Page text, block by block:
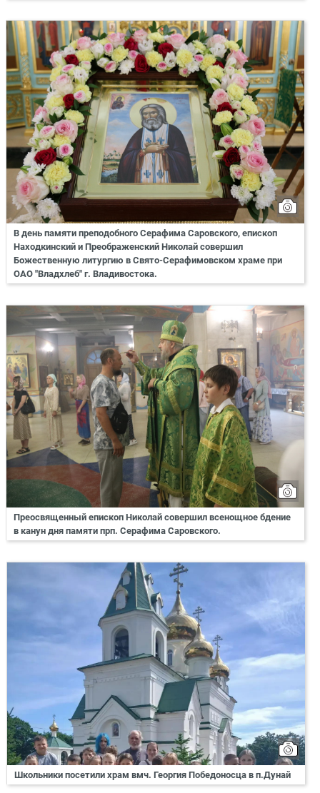
В день памяти преподобного Серафима Саровского, епископ
Находкинский и Преображенский Николай совершил
Божественную литургию в Свято-Серафимовском храме при
ОАО "Владхлеб" г. Владивостока.
Преосвященный епископ Николай совершил всенощное бдение
в канун дня памяти прп. Серафима Саровского.
Школьники посетили храм вмч. Георгия Победоносца в п.Дунай